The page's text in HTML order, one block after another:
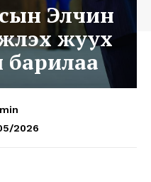
Элчин
жуух
барилаа
2026